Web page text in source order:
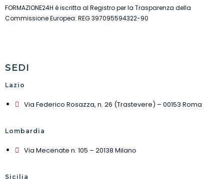
FORMAZIONE24H è iscritta al Registro per la Trasparenza della
Commissione Europea: REG 397095594322-90
SEDI
Lazio
Via Federico Rosazza, n. 26 (Trastevere) – 00153 Roma
Lombardia
Via Mecenate n. 105 – 20138 Milano
Sicilia